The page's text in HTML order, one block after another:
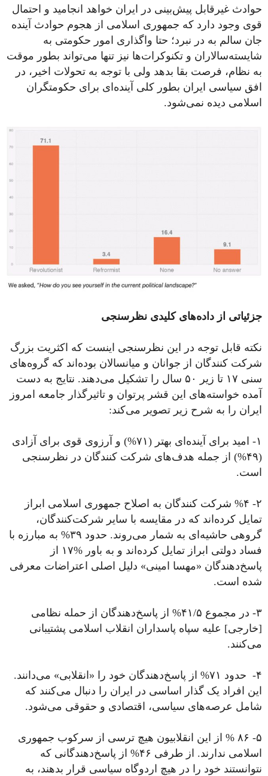
حوادث غیرقابل پیش‌بینی در ایران خواهد انجامید و احتمال
قوی وجود دارد که جمهوری اسلامی از هجوم حوادث آینده
جان سالم به در نبرد؛ حتا واگذاری امور حکومتی به
شایسته‌سالاران و تکنوکرات‌ها نیز تنها می‌تواند بطور موقت
به نظام، فرصت بقا بدهد ولی با توجه به تحولات اخیر، در
افق سیاسی ایران بطور کلی آینده‌ای برای حکومتگران
اسلامی دیده نمی‌شود.
جزئیاتی از داده‌های کلیدی نظرسنجی
نکته قابل توجه در این نظرسنجی اینست که اکثریت بزرگ
شرکت کنندگان از جوانان و میانسالان بوده‌اند که گروه‌های
سنی ۱۷ تا زیر ۵۰ سال را تشکیل می‌دهند. نتایج به دست
آمده خواسته‌های این قشر پرتوان و تاثیرگذار جامعه امروز
ایران را به شرح زیر تصویر می‌کند:
۱- امید برای آینده‌ای بهتر (۷۱%) و آرزوی قوی برای آزادی
(۴۹%) از جمله هدف‌های شرکت کنندگان در نظرسنجی
است.
۲- %۴ شرکت کنندگان به اصلاح جمهوری اسلامی ابراز
تمایل کرده‌اند که در مقایسه با سایر شرکت‌کنندگان،
گروهی حاشیه‌ای به شمار می‌روند. حدود ۳۹% به مبارزه با
فساد دولتی ابراز تمایل کرده‌اند و به باور %۱۷ از
پاسخ‌دهندگان «مهسا امینی» دلیل اصلی اعتراضات معرفی
شده است.
۳- در مجموع ۴۱/۵% از پاسخ‌دهندگان از حمله نظامی‌
[خارجی] علیه سپاه پاسداران انقلاب اسلامی پشتیبانی
می‌کنند.
۴- حدود ۷۱% از پاسخ‌دهندگان خود را «انقلابی» می‌دانند.
این افراد یک گذار اساسی در ایران را دنبال می‌کنند که
شامل عرصه‌های سیاسی، اقتصادی و حقوقی می‌شود.
۵- ۸۶ % از این انقلابیون هیچ ترسی از سرکوب جمهوری
اسلامی ندارند. از طرفی ۴۶% از پاسخ‌دهندگانی که
نتوانستند خود را در هیچ اردوگاه سیاسی قرار بدهند، به